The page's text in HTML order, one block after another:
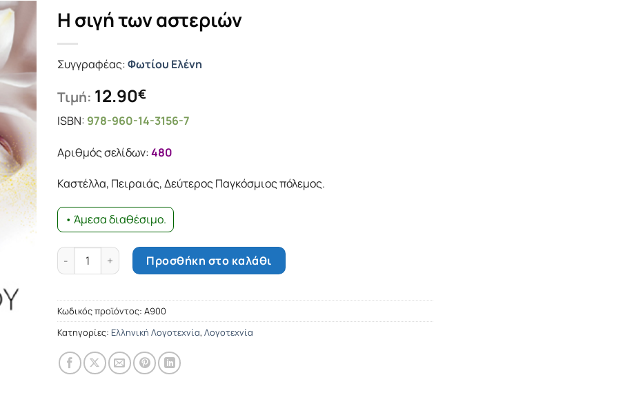
Η σιγή των αστεριών
Συγγραφέας:Φωτίου Ελένη
Τιμή: 12.90€
ISBN: 978-960-14-3156-7
Αριθμός σελίδων:480
Καστέλλα, Πειραιάς, Δεύτερος Παγκόσμιος πόλεμος.
• Άμεσα διαθέσιμο.
Η σιγή των αστεριών ποσότηταΠροσθήκη στο καλάθι
Κωδικός προϊόντος:Α900
Κατηγορίες: Ελληνική Λογοτεχνία,Λογοτεχνία